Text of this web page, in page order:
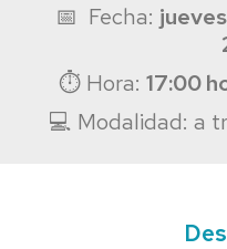
📅 Fecha:
⏱ Hora: 17:00
💻 Modalidad: a